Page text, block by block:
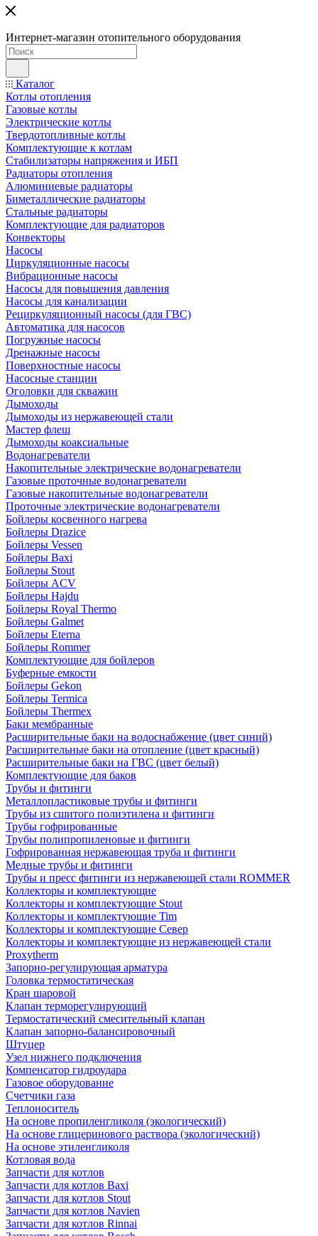
Интернет-магазин отопительного оборудования
Каталог
Котлы отопления
Газовые котлы
Электрические котлы
Твердотопливные котлы
Комплектующие к котлам
Стабилизаторы напряжения и ИБП
Радиаторы отопления
Алюминиевые радиаторы
Биметаллические радиаторы
Стальные радиаторы
Комплектующие для радиаторов
Конвекторы
Насосы
Циркуляционные насосы
Вибрационные насосы
Насосы для повышения давления
Насосы для канализации
Рециркуляционный насосы (для ГВС)
Автоматика для насосов
Погружные насосы
Дренажные насосы
Поверхностные насосы
Насосные станции
Оголовки для скважин
Дымоходы
Дымоходы из нержавеющей стали
Мастер флеш
Дымоходы коаксиальные
Водонагреватели
Накопительные электрические водонагреватели
Газовые проточные водонагреватели
Газовые накопительные водонагреватели
Проточные электрические водонагреватели
Бойлеры косвенного нагрева
Бойлеры Drazice
Бойлеры Vessen
Бойлеры Baxi
Бойлеры Stout
Бойлеры ACV
Бойлеры Hajdu
Бойлеры Royal Thermo
Бойлеры Galmet
Бойлеры Eterna
Бойлеры Rommer
Комплектующие для бойлеров
Буферные емкости
Бойлеры Gekon
Бойлеры Termica
Бойлеры Thermex
Баки мембранные
Расширительные баки на водоснабжение (цвет синий)
Расширительные баки на отопление (цвет красный)
Расширительные баки на ГВС (цвет белый)
Комплектующие для баков
Трубы и фитинги
Металлопластиковые трубы и фитинги
Трубы из сшитого полиэтилена и фитинги
Трубы гофрированные
Трубы полипропиленовые и фитинги
Гофрированная нержавеющая труба и фитинги
Медные трубы и фитинги
Трубы и пресс фитинги из нержавеющей стали ROMMER
Коллекторы и комплектующие
Коллекторы и комплектующие Stout
Коллекторы и комплектующие Tim
Коллекторы и комплектующие Север
Коллекторы и комплектующие из нержавеющей стали
Proxytherm
Запорно-регулирующая арматура
Головка термостатическая
Кран шаровой
Клапан терморегулирующий
Термостатический смесительный клапан
Клапан запорно-балансировочный
Штуцер
Узел нижнего подключения
Компенсатор гидроудара
Газовое оборудование
Счетчики газа
Теплоноситель
На основе пропиленгликоля (экологический)
На основе глицеринового раствора (экологический)
На основе этиленгликоля
Котловая вода
Запчасти для котлов
Запчасти для котлов Baxi
Запчасти для котлов Stout
Запчасти для котлов Navien
Запчасти для котлов Rinnai